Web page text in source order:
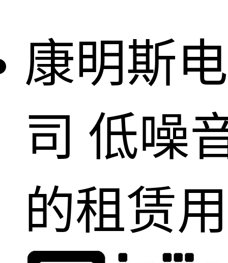
康明斯
司 低噪
的租赁